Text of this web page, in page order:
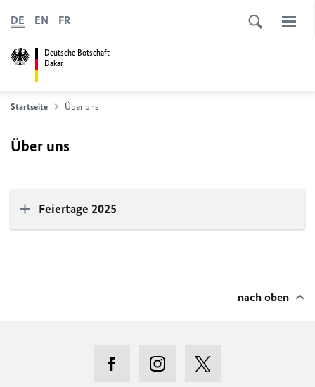
Deutsche Botschaft
Dakar
DE EN FR
Startseite Über uns
Über uns
Feiertage 2025
nach oben